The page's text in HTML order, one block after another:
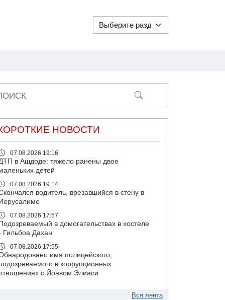
НОВОСТИ
07.08.2026 19:16
в Ашдоде: тяжело ранены двое
детей
07.08.2026 19:14
водитель, врезавшийся в стену в
Иерусалиме
07.08.2026 17:57
Подозреваемый в домогательствах в хостеле
Гильбоа Дахан
07.08.2026 17:55
имя полицейского,
в коррупционных
с Йоавом Элиаси
Вся лента